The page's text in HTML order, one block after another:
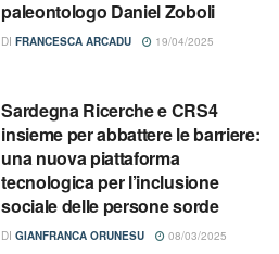
paleontologo Daniel Zoboli
DI FRANCESCA ARCADU 19/04/2025
Sardegna Ricerche e CRS4
insieme per abbattere le barriere:
una nuova piattaforma
tecnologica per l’inclusione
sociale delle persone sorde
DI GIANFRANCA ORUNESU 08/03/2025